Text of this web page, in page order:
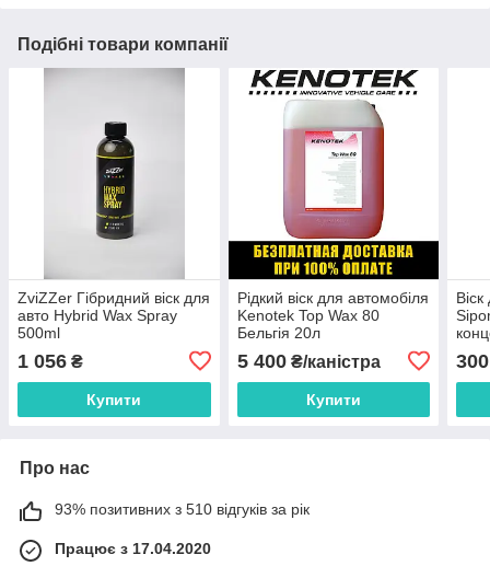
Подібні товари компанії
ZviZZer Гібридний віск для
авто Hybrid Wax Spray
500ml
1 056 ₴
Купити
Рідкий віск для автомобіля
Kenotek Top Wax 80
Бельгія 20л
5 400₴/каністра
Купити
300
Про нас
93% позитивних з 510 відгуків за рік
Працює з 17.04.2020